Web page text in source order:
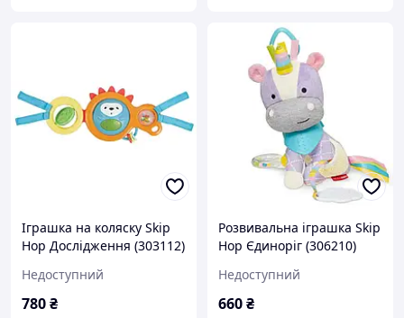
Іграшка на коляску Skip
Hop Дослідження (303112)
Недоступний
780₴
Розвивальна іграшка Skip
Hop Єдиноріг (306210)
Недоступний
660₴